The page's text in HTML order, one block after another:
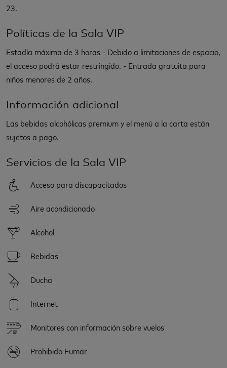
23.
Políticas de la Sala VIP
Estadía máxima de 3 horas - Debido a limitaciones de espacio,
el acceso podrá estar restringido. - Entrada gratuita para
niños menores de 2 años.
Información adicional
Las bebidas alcohólicas premium y el menú a la carta están
sujetos a pago.
Servicios de la Sala VIP
Acceso para discapacitados
Aire acondicionado
Alcohol
Bebidas
Ducha
Internet
Monitores con información sobre vuelos
Prohibido Fumar